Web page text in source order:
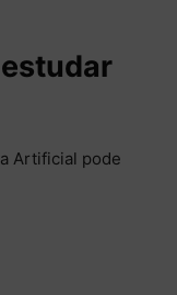
Artificial pode